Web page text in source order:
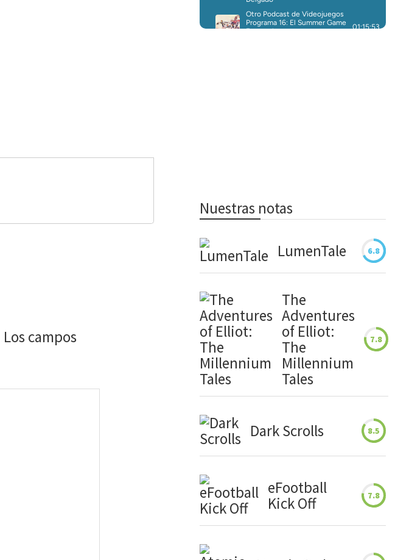
Los campos
Nuestras notas
LumenTale 6.8
The
Adventures
of Elliot:
The
Millennium
Tales
7.8
Dark Scrolls 8.5
eFootball
Kick Off
7.8